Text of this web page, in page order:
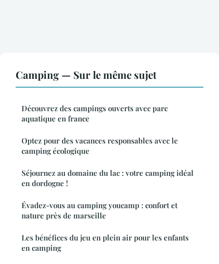
Camping — Sur le même sujet
Découvrez des campings ouverts avec parc
aquatique en france
Optez pour des vacances responsables avec le
camping écologique
Séjournez au domaine du lac : votre camping idéal
en dordogne !
Évadez-vous au camping youcamp : confort et
nature près de marseille
Les bénéfices du jeu en plein air pour les enfants
en camping